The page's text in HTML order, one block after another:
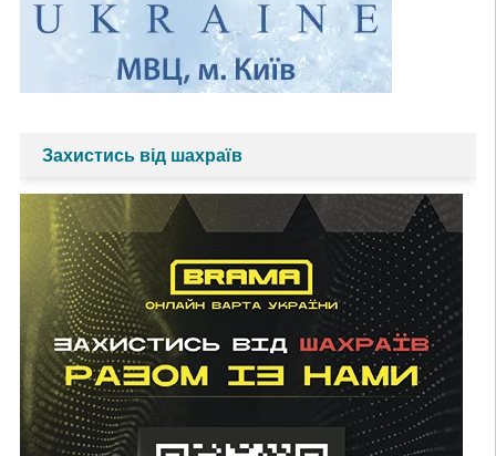
Захистись від шахраїв